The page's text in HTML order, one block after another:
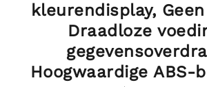
kleurendisplay,
Draadloze
Hoogwaardige ABS-